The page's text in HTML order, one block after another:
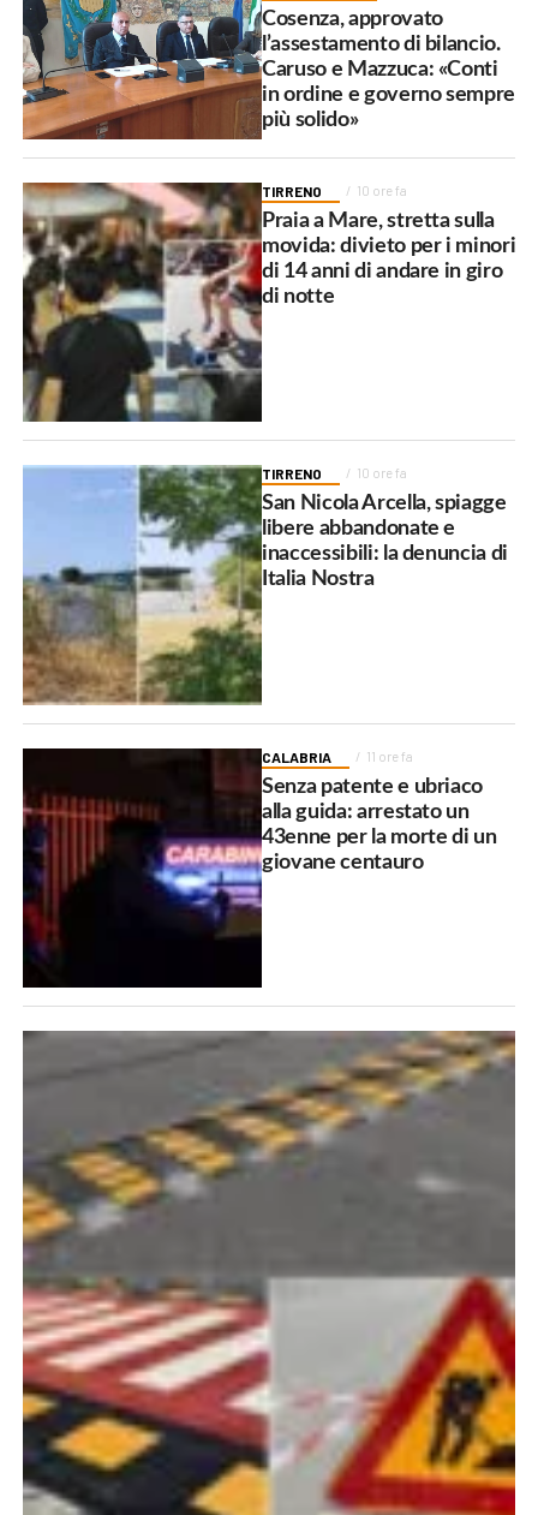
Cosenza, approvato
l’assestamento di bilancio.
Caruso e Mazzuca: «Conti
in ordine e governo sempre
più solido»
TIRRENO 10 ore fa
Praia a Mare, stretta sulla
movida: divieto per i minori
di 14 anni di andare in giro
di notte
TIRRENO 10 ore fa
San Nicola Arcella, spiagge
libere abbandonate e
inaccessibili: la denuncia di
Italia Nostra
CALABRIA 11 ore fa
Senza patente e ubriaco
alla guida: arrestato un
43enne per la morte di un
giovane centauro